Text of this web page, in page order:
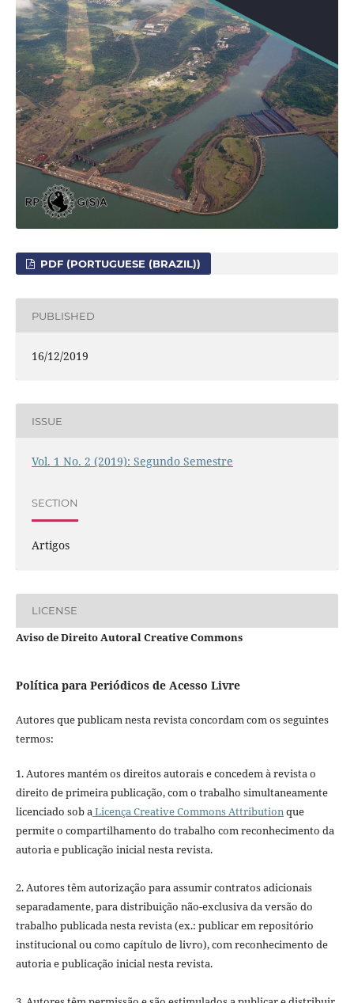
PDF (PORTUGUESE (BRAZIL))
PUBLISHED
16/12/2019
ISSUE
Vol. 1 No. 2 (2019): Segundo Semestre
SECTION
Artigos
LICENSE
Aviso de Direito Autoral Creative Commons
Política para Periódicos de Acesso Livre
Autores que publicam nesta revista concordam com os seguintes
termos:
1. Autores mantém os direitos autorais e concedem à revista o
direito de primeira publicação, com o trabalho simultaneamente
licenciado sob a Licença Creative Commons Attribution que
permite o compartilhamento do trabalho com reconhecimento da
autoria e publicação inicial nesta revista.
2. Autores têm autorização para assumir contratos adicionais
separadamente, para distribuição não-exclusiva da versão do
trabalho publicada nesta revista (ex.: publicar em repositório
institucional ou como capítulo de livro), com reconhecimento de
autoria e publicação inicial nesta revista.